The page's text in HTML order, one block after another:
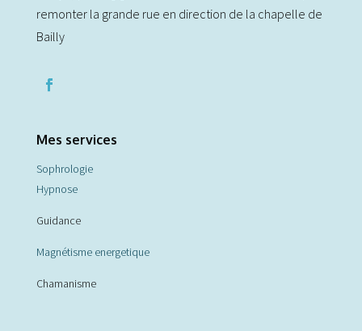
remonter la grande rue en direction de la chapelle de
Bailly
Mes services
Sophrologie
Hypnose
Guidance
Magnétisme energetique
Chamanisme